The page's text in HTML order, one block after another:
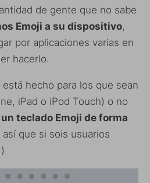
de gente que no sabe
Emoji a su dispositivo,
por aplicaciones varias en
hacerlo.
hecho para los que sean
iPad o iPod Touch) o no
teclado Emoji de forma
así que si sois usuarios